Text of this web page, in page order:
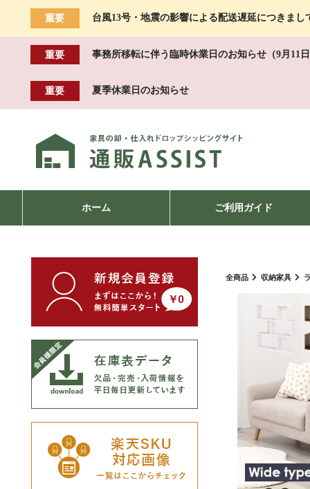
重要 台風13号・地震の影響による配送遅延につきまし
重要 事務所移転に伴う臨時休業日のお知らせ（9月11
重要 夏季休業日のお知らせ
ホーム ご利用ガイド
全商品 収納家具